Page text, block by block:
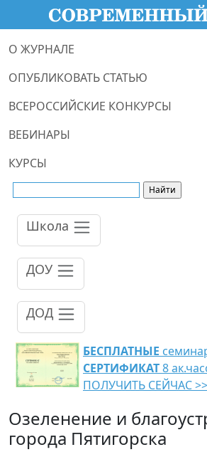
О ЖУРНАЛЕ
ОПУБЛИКОВАТЬ СТАТЬЮ
ВСЕРОССИЙСКИЕ КОНКУРСЫ
ВЕБИНАРЫ
КУРСЫ
Школа
ДОУ
ДОД
БЕСПЛАТНЫЕ
СЕРТИФИКАТ8
ПОЛУЧИТЬ СЕЙЧАС
Озеленение и
города Пятигорска